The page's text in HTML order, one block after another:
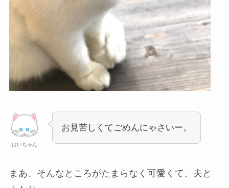
はいちゃん
お見苦しくてごめんにゃさいー。
まあ、そんなところがたまらなく可愛くて、夫と